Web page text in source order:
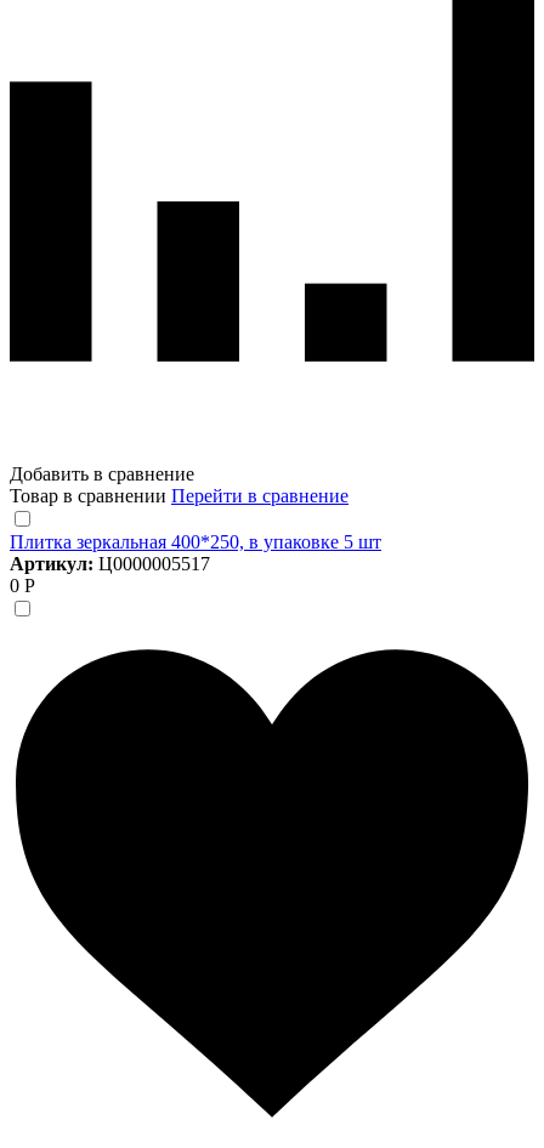
Добавить в сравнение
Товар в сравнении Перейти в сравнение
Плитка зеркальная 400*250, в упаковке 5 шт
Артикул: Ц0000005517
0 Р